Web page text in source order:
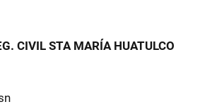
CIVIL STA MARÍA HUATULCO